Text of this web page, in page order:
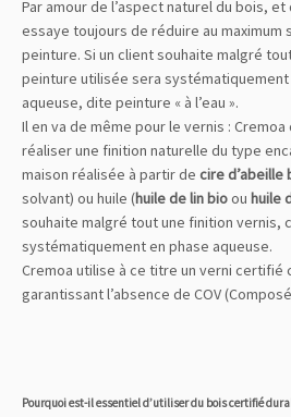
Par amour de l’aspect naturel du bois, et
essaye toujours de réduire au maximum
peinture. Si un client souhaite malgré
peinture utilisée sera
aqueuse, dite peinture « à l’eau ».
Il en va de même pour le vernis :
réaliser une finition naturelle du type
maison réalisée à partir de cire d’abeille
solvant) ou huile (huile de lin bioou huile
souhaite malgré tout une finition vernis,
systématiquement en phase aqueuse.
Cremoa utilise à ce titre un verni certifié
garantissant l’absence de COV
Pourquoi est-il essentiel d’utiliser du bois certifié